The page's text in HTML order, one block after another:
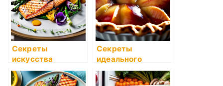
Секреты
искусства
украшения блюд:
простые приемы и
Секреты
идеального
выпечки:
расскажем о